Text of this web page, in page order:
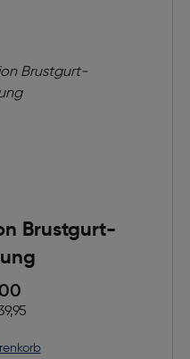
Brustgurt-
nach Rabatts
Preis